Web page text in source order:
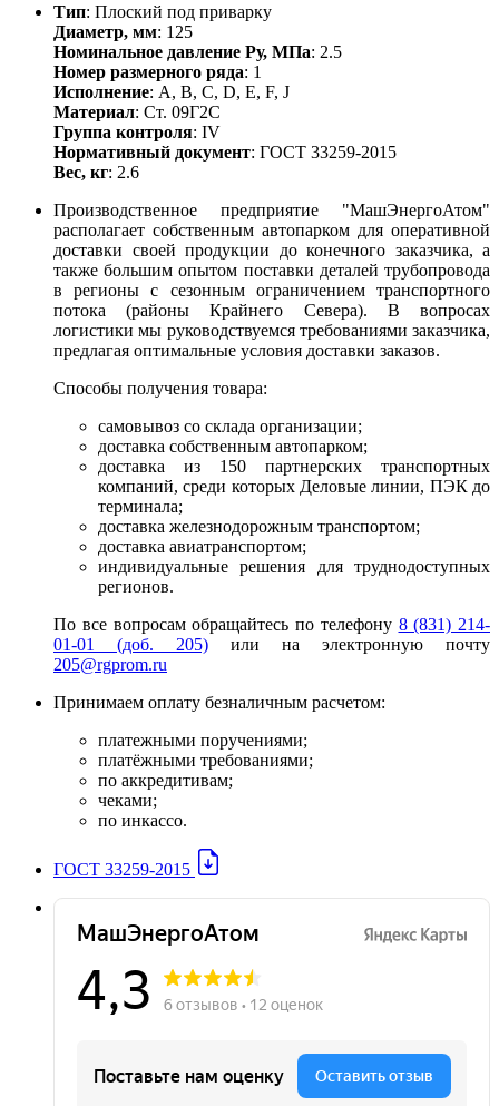
Тип: Плоский под приварку
Диаметр, мм: 125
Номинальное давление Ру, МПа: 2.5
Номер размерного ряда: 1
Исполнение: A, B, С, D, E, F, J
Материал: Ст. 09Г2С
Группа контроля: IV
Нормативный документ: ГОСТ 33259-2015
Вес, кг: 2.6
Производственное предприятие "МашЭнергоАтом"
располагает собственным автопарком для оперативной
доставки своей продукции до конечного заказчика, а
также большим опытом поставки деталей трубопровода
в регионы с сезонным ограничением транспортного
потока (районы Крайнего Севера). В вопросах
логистики мы руководствуемся требованиями заказчика,
предлагая оптимальные условия доставки заказов.
Способы получения товара:
самовывоз со склада организации;
доставка собственным автопарком;
доставка из 150 партнерских транспортных
компаний, среди которых Деловые линии, ПЭК до
терминала;
доставка железнодорожным транспортом;
доставка авиатранспортом;
индивидуальные решения для труднодоступных
регионов.
По все вопросам обращайтесь по телефону 8 (831) 214-
01-01 (доб. 205) или на электронную почту
205@rgprom.ru
Принимаем оплату безналичным расчетом:
платежными поручениями;
платёжными требованиями;
по аккредитивам;
чеками;
по инкассо.
ГОСТ 33259-2015